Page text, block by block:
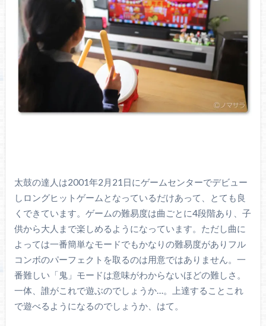
太鼓の達人は2001年2月21日にゲームセンターでデビュー
しロングヒットゲームとなっているだけあって、とても良
くできています。ゲームの難易度は曲ごとに4段階あり、子
供から大人まで楽しめるようになっています。ただし曲に
よっては一番簡単なモードでもかなりの難易度がありフル
コンボのパーフェクトを取るのは用意ではありません。一
番難しい「鬼」モードは意味がわからないほどの難しさ。
一体、誰がこれで遊ぶのでしょうか…。上達することこれ
で遊べるようになるのでしょうか、はて。